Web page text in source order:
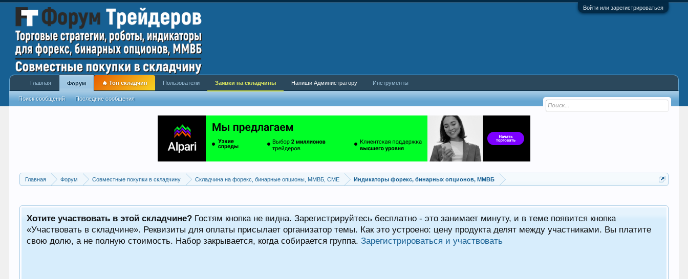
Войти или зарегистрироваться
Главная Форум Совместные покупки в складчину Складчина на форекс, бинарные опционы, ММВБ, CME Индикаторы форекс, бинарных опционов, ММВБ
Хотите участвовать в этой складчине? Гостям кнопка не видна. Зарегистрируйтесь бесплатно - это занимает минуту, и в теме появится кнопка
«Участвовать в складчине». Реквизиты для оплаты присылает организатор темы. Как это устроено: цену продукта делят между участниками. Вы платите
свою долю, а не полную стоимость. Набор закрывается, когда собирается группа.Зарегистрироваться и участвовать
Главная Форум
Поиск сообщений Последние сообщения
🔥 Топ складчин Пользователи Заявки на складчины Напиши Администратору Инструменты